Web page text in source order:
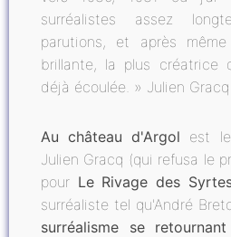
surréalistes assez
parutions, et après
brillante, la plus créatrice
déjà écoulée. » Julien Gracq
Au château d'Argol est
Julien Gracq (qui refusa le
pour Le Rivage des
surréaliste tel qu'André
surréalisme se